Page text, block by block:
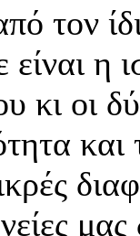
τον
η
οι